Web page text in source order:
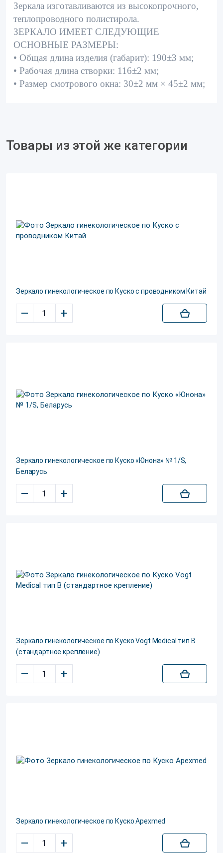
Зеркала изготавливаются из высокопрочного,
теплопроводного полистирола.
ЗЕРКАЛО ИМЕЕТ СЛЕДУЮЩИЕ
ОСНОВНЫЕ РАЗМЕРЫ:
• Общая длина изделия (габарит): 190±3 мм;
• Рабочая длина створки: 116±2 мм;
• Размер смотрового окна: 30±2 мм × 45±2 мм;
Товары из этой же категории
Зеркало гинекологическое по Куско с проводником Китай
– +
Зеркало гинекологическое по Куско «Юнона» № 1/S,
Беларусь
– +
Зеркало гинекологическое по Куско Vogt Medical тип B
(стандартное крепление)
– +
Зеркало гинекологическое по Куско Apexmed
– +